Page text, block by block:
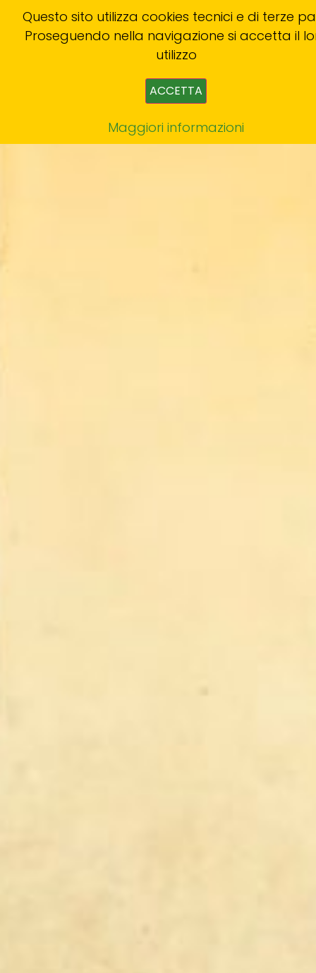
Questo sito utilizza cookies tecnici e di terze
Proseguendo nella navigazione si accetta il
utilizzo
ACCETTA
Maggiori informazioni